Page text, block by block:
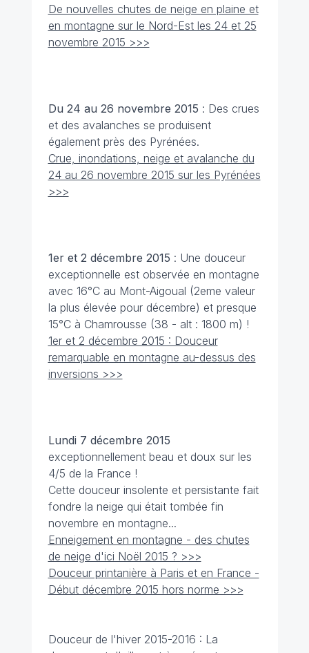
De nouvelles chutes de neige en plaine et
en montagne sur le Nord-Est les 24 et 25
novembre 2015 >>>
Du 24 au 26 novembre 2015 : Des crues
et des avalanches se produisent
également près des Pyrénées.
Crue, inondations, neige et avalanche du
24 au 26 novembre 2015 sur les Pyrénées
>>>
1er et 2 décembre 2015 : Une douceur
exceptionnelle est observée en montagne
avec 16°C au Mont-Aigoual (2eme valeur
la plus élevée pour décembre) et presque
15°C à Chamrousse (38 - alt : 1800 m) !
1er et 2 décembre 2015 : Douceur
remarquable en montagne au-dessus des
inversions >>>
Lundi 7 décembre 2015
exceptionnellement beau et doux sur les
4/5 de la France !
Cette douceur insolente et persistante fait
fondre la neige qui était tombée fin
novembre en montagne...
Enneigement en montagne - des chutes
de neige d'ici Noël 2015 ? >>>
Douceur printanière à Paris et en France -
Début décembre 2015 hors norme >>>
Douceur de l'hiver 2015-2016 : La